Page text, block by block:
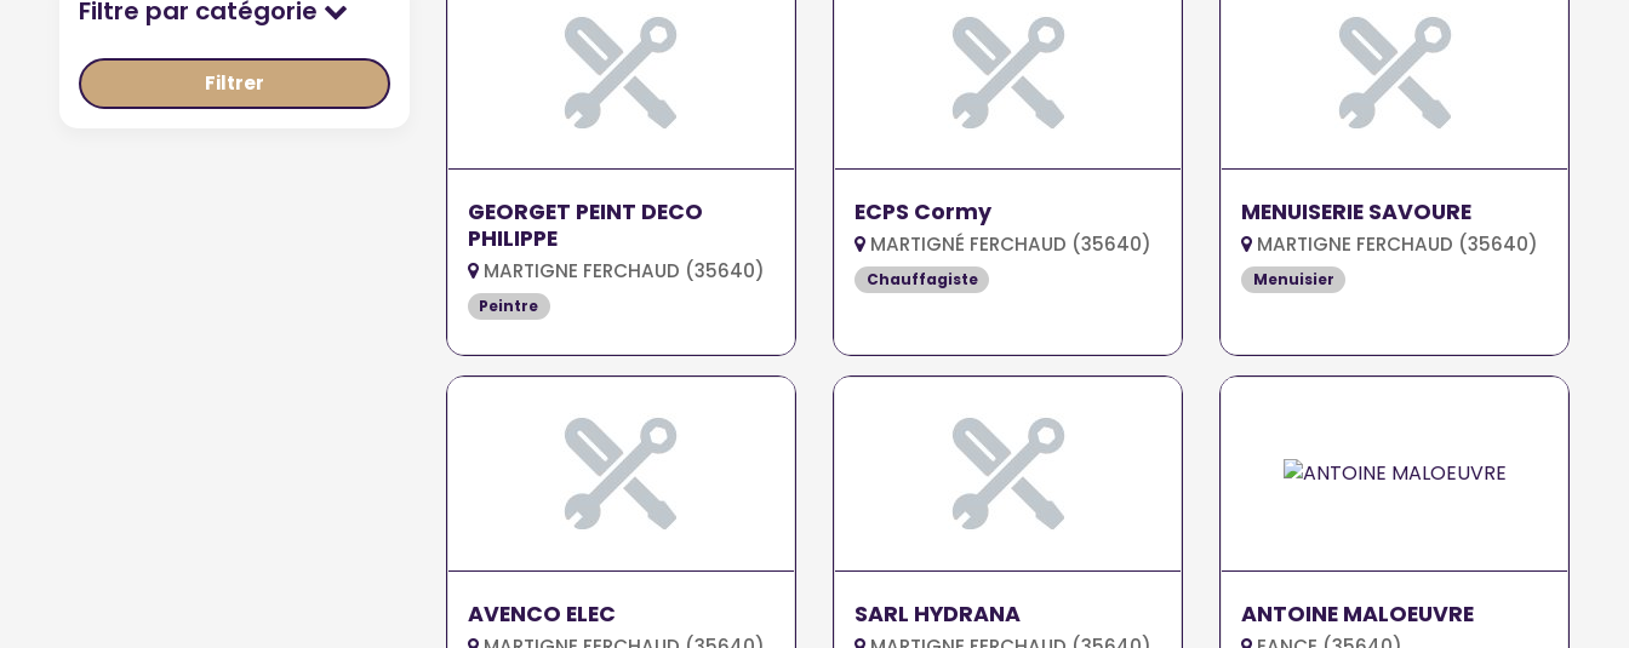
Filtre par catégorie
Filtrer
GEORGET PEINT DECO
PHILIPPE
MARTIGNE FERCHAUD (35640)
Peintre
ECPS Cormy
MARTIGNÉ FERCHAUD (35640)
Chauffagiste
MENUISERIE SAVOURE
MARTIGNE FERCHAUD (35640)
Menuisier
AVENCO ELEC SARL HYDRANA ANTOINE MALOEUVRE